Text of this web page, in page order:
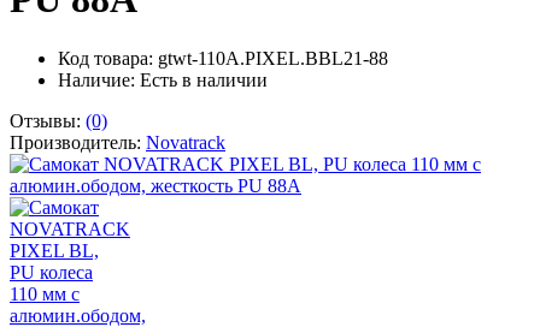
Код товара: gtwt-110A.PIXEL.BBL21-88
Наличие: Есть в наличии
Отзывы: (0)
Производитель: Novatrack